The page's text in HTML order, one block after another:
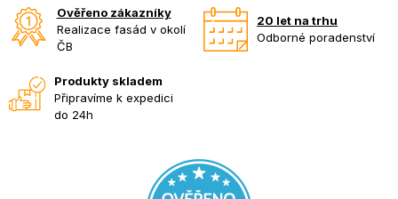
Ověřeno zákazníky
Realizace fasád v okolí
ČB
20 let na trhu
Odborné poradenství
Produkty skladem
Připravíme k expedici
do 24h